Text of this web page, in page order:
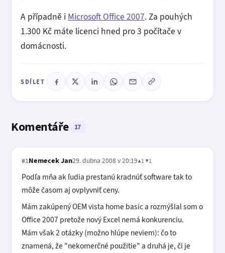
A případně i Microsoft Office 2007. Za pouhých
1.300 Kč máte licenci hned pro 3 počítače v
domácnosti.
SDÍLET
Komentáře 17
#1Nemecek Jan29. dubna 2008 v 20:19▲1 ▼1
Podľa mňa ak ľudia prestanú kradnúť software tak to
môže časom aj ovplyvniť ceny.
Mám zakúpený OEM vista home basic a rozmýšlal som o
Office 2007 pretože nový Excel nemá konkurenciu.
Mám však 2 otázky (možno hlúpe neviem): čo to
znamená, že "nekomerčné použitie" a druhá je, či je